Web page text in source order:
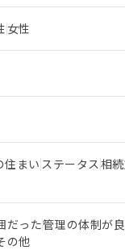
女性
住まい ステータス相
だった管理の体制が
の他